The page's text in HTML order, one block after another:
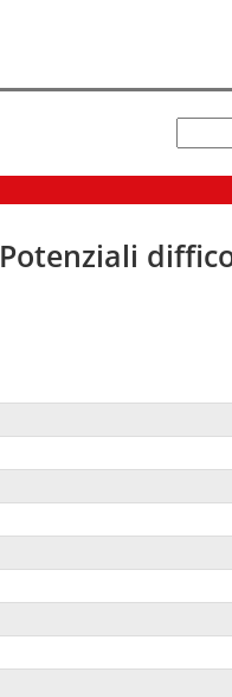
Potenziali